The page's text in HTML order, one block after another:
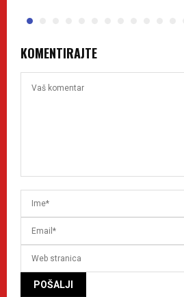
KOMENTIRAJTE